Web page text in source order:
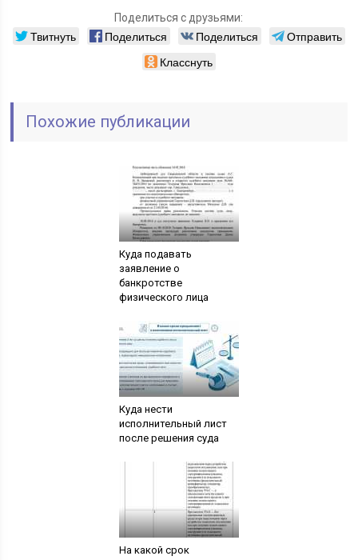
Поделиться с друзьями:
Твитнуть Поделиться Поделиться
Отправить
Класснуть
Похожие публикации
Куда подавать
заявление о
банкротстве
физического лица
Куда нести
исполнительный лист
после решения суда
На какой срок